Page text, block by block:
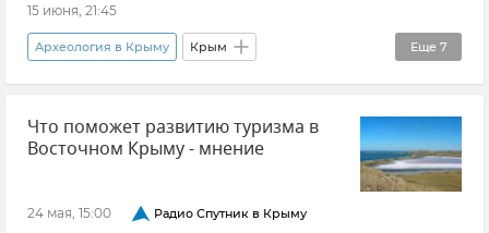
15 июня, 21:45
Еще 7
Археология в Крыму Крым
Эксклюзивы РИА Новости Крым
Археология Новости Новости Крыма
Валерий Науменко
КФУ (Крымский федеральный университет)
Что поможет развитию туризма в
Восточном Крыму - мнение
24 мая, 15:00 Радио Спутник в Крыму